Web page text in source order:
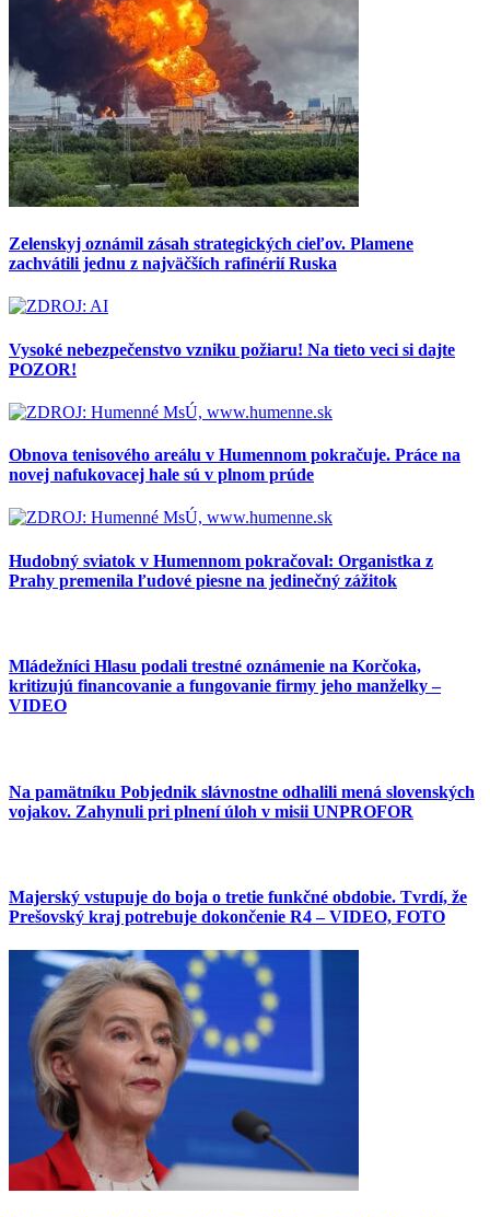
Zelenskyj oznámil zásah strategických cieľov. Plamene
zachvátili jednu z najväčších rafinérií Ruska
Vysoké nebezpečenstvo vzniku požiaru! Na tieto veci si dajte
POZOR!
Obnova tenisového areálu v Humennom pokračuje. Práce na
novej nafukovacej hale sú v plnom prúde
Hudobný sviatok v Humennom pokračoval: Organistka z
Prahy premenila ľudové piesne na jedinečný zážitok
Mládežníci Hlasu podali trestné oznámenie na Korčoka,
kritizujú financovanie a fungovanie firmy jeho manželky –
VIDEO
Na pamätníku Pobjednik slávnostne odhalili mená slovenských
vojakov. Zahynuli pri plnení úloh v misii UNPROFOR
Majerský vstupuje do boja o tretie funkčné obdobie. Tvrdí, že
Prešovský kraj potrebuje dokončenie R4 – VIDEO, FOTO